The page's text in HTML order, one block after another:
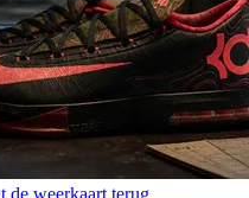
weerkaart terug